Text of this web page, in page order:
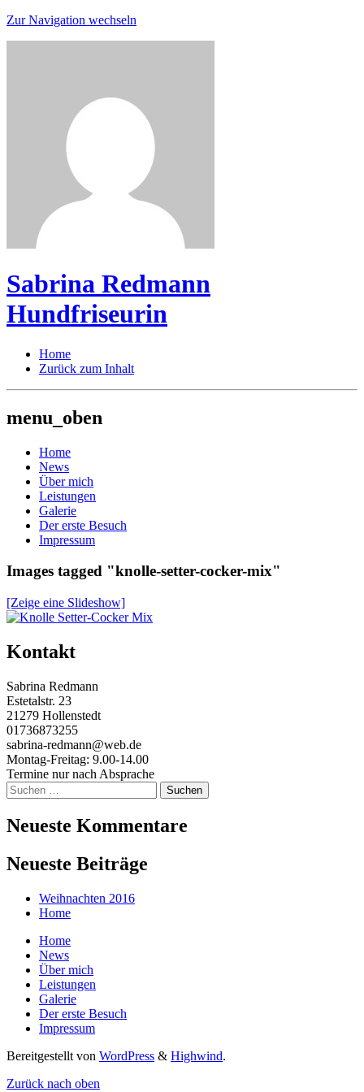
Zur Navigation wechseln
Sabrina Redmann
Hundfriseurin
Home
Zurück zum Inhalt
menu_oben
Home
News
Über mich
Leistungen
Galerie
Der erste Besuch
Impressum
Images tagged "knolle-setter-cocker-mix"
[Zeige eine Slideshow]
Navigation
Kontakt
Sabrina Redmann
Estetalstr. 23
21279 Hollenstedt
01736873255
sabrina-redmann@web.de
Montag-Freitag: 9.00-14.00
Termine nur nach Absprache
Suchen
Neueste Kommentare
Neueste Beiträge
Weihnachten 2016
Home
Home
News
Über mich
Leistungen
Galerie
Der erste Besuch
Impressum
Bereitgestellt von WordPress & Highwind.
Zurück nach oben